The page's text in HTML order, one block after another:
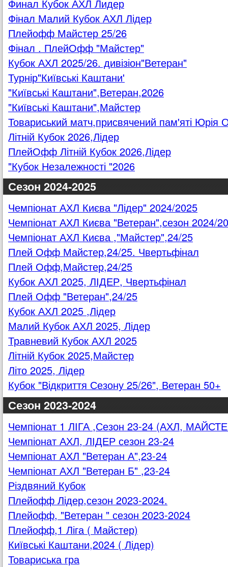
Финал Кубок АХЛ Лидер
Фінал Малий Кубок АХЛ Лідер
Плейофф Майстер 25/26
Фінал . ПлейОфф "Майстер"
Кубок АХЛ 2025/26. дивізіон"Ветеран"
Турнір"Київські Каштани'
"Київські Каштани",Ветеран,2026
"Київські Каштани",Майстер
Товариський матч,присвячений пам'яті Юрія
Літній Кубок 2026,Лідер
ПлейОфф Літній Кубок 2026,Лідер
"Кубок Незалежності "2026
Сезон 2024-2025
Чемпіонат АХЛ Києва "Лідер" 2024/2025
Чемпіонат АХЛ Києва "Ветеран",сезон 2024/
Чемпіонат АХЛ Києва ,"Майстер",24/25
Плей Офф Майстер,24/25. Чвертьфінал
Плей Офф,Майстер,24/25
Кубок АХЛ 2025, ЛІДЕР, Чвертьфінал
Плей Офф "Ветеран",24/25
Кубок АХЛ 2025 ,Лідер
Малий Кубок АХЛ 2025, Лідер
Травневий Кубок АХЛ 2025
Літній Кубок 2025,Майстер
Літо 2025, Лідер
Кубок "Відкриття Сезону 25/26", Ветеран 50+
Сезон 2023-2024
Чемпіонат 1 ЛІГА ,Сезон 23-24 (АХЛ,
Чемпіонат АХЛ, ЛІДЕР сезон 23-24
Чемпіонат АХЛ "Ветеран А",23-24
Чемпіонат АХЛ "Ветеран Б" ,23-24
Різдвяний Кубок
Плейофф Лідер,сезон 2023-2024.
Плейофф, "Ветеран " сезон 2023-2024
Плейофф,1 Ліга ( Майстер)
Київські Каштани,2024 ( Лідер)
Товариська гра